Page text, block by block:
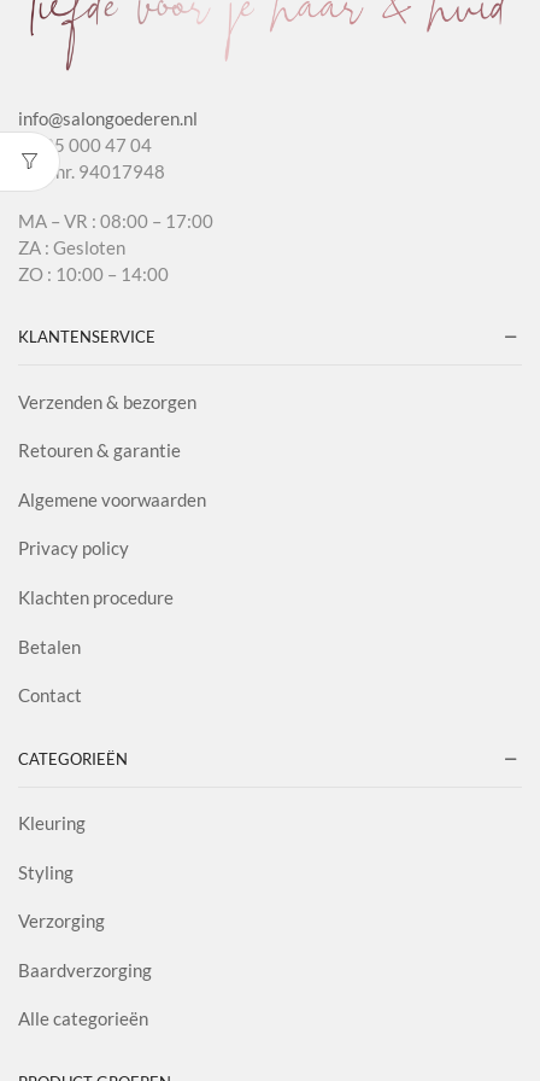
info@salongoederen.nl
T 085 000 47 04
KvK nr. 94017948
MA – VR : 08:00 – 17:00
ZA : Gesloten
ZO : 10:00 – 14:00
KLANTENSERVICE
Verzenden & bezorgen
Retouren & garantie
Algemene voorwaarden
Privacy policy
Klachten procedure
Betalen
Contact
CATEGORIEËN
Kleuring
Styling
Verzorging
Baardverzorging
Alle categorieën